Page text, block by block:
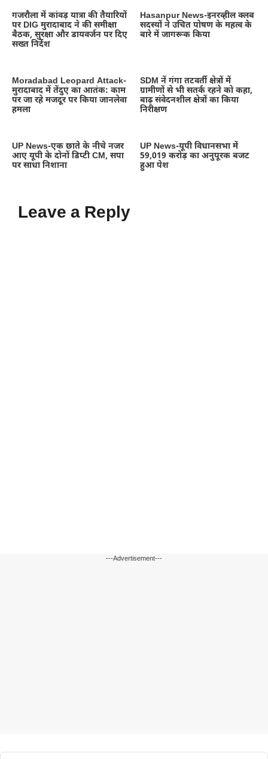
गजरौला में कांवड़ यात्रा की तैयारियों
पर DIG मुरादाबाद ने की समीक्षा
बैठक, सुरक्षा और डायवर्जन पर दिए
सख्त निर्देश
Hasanpur News-इनरव्हील क्लब
सदस्यों ने उचित पोषण के महत्व के
बारे में जागरूक किया
Moradabad Leopard Attack-
मुरादाबाद में तेंदुए का आतंक: काम
पर जा रहे मजदूर पर किया जानलेवा
हमला
SDM नें गंगा तटवर्ती क्षेत्रों में
ग्रामीणों से भी सतर्क रहने को कहा,
बाढ़ संवेदनशील क्षेत्रों का किया
निरीक्षण
UP News-एक छाते के नीचे नजर
आए यूपी के दोनों डिप्टी CM, सपा
पर साधा निशाना
UP News-यूपी विधानसभा में
59,019 करोड़ का अनुपूरक बजट
हुआ पेश
Leave a Reply
---Advertisement---